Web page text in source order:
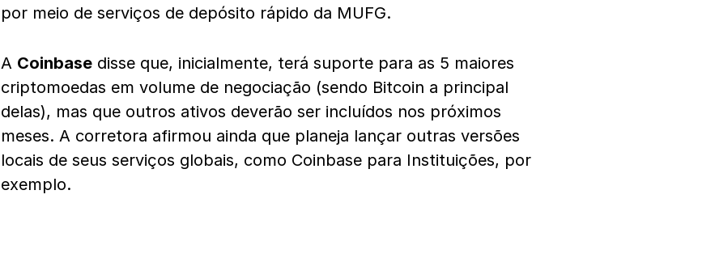
por meio de serviços de depósito rápido da MUFG.
A Coinbase disse que, inicialmente, terá suporte para as 5 maiores
criptomoedas em volume de negociação (sendo Bitcoin a principal
delas), mas que outros ativos deverão ser incluídos nos próximos
meses. A corretora afirmou ainda que planeja lançar outras versões
locais de seus serviços globais, como Coinbase para Instituições, por
exemplo.